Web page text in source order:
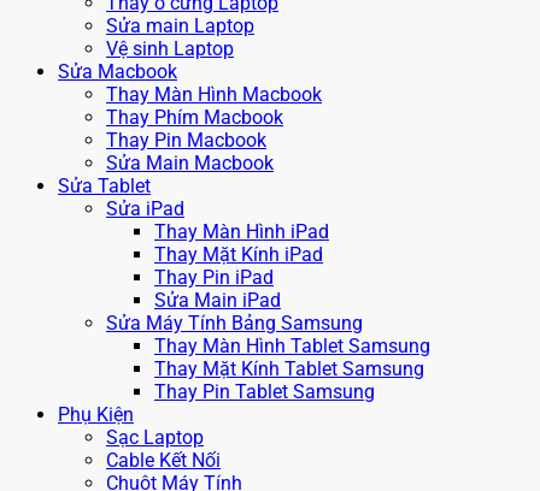
Sửa main Laptop
Vệ sinh Laptop
Sửa Macbook
Thay Màn Hình Macbook
Thay Phím Macbook
Thay Pin Macbook
Sửa Main Macbook
Sửa Tablet
Sửa iPad
Thay Màn Hình iPad
Thay Mặt Kính iPad
Thay Pin iPad
Sửa Main iPad
Sửa Máy Tính Bảng Samsung
Thay Màn Hình Tablet Samsung
Thay Mặt Kính Tablet Samsung
Thay Pin Tablet Samsung
Phụ Kiện
Sạc Laptop
Cable Kết Nối
Chuột Máy Tính